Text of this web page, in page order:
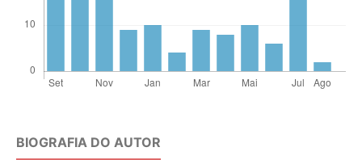
BIOGRAFIA DO AUTOR